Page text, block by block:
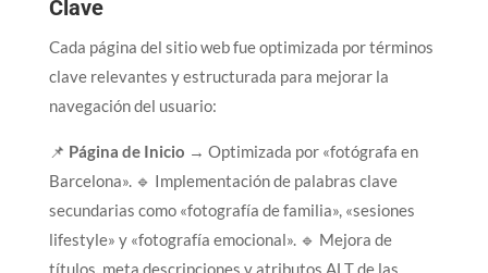
Clave
Cada página del sitio web fue optimizada por términos
clave relevantes y estructurada para mejorar la
navegación del usuario:
📌 Página de Inicio → Optimizada por «fotógrafa en
Barcelona». 🔹 Implementación de palabras clave
secundarias como «fotografía de familia», «sesiones
lifestyle» y «fotografía emocional». 🔹 Mejora de
títulos, meta descripciones y atributos ALT de las